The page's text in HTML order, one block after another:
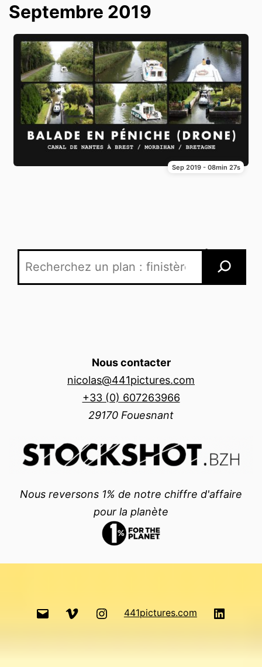
Septembre 2019
Sep 2019 - 08min 27s
Recherche par mots-clés
Nous contacter
nicolas@441pictures.com
+33 (0) 607263966
29170 Fouesnant
Nous reversons 1% de notre chiffre d'affaire
pour la planète
email Vimeo Instagram
441pictures.com